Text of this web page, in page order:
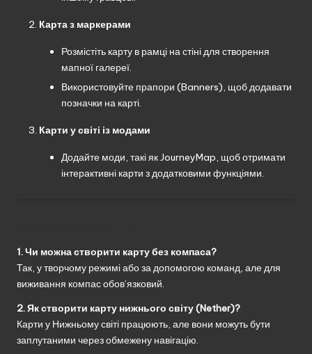
Карта з маркерами
Розмістіть карту в рамці на стіні для створення
мапної галереї.
Використовуйте прапори (Banners), щоб додавати
позначки на карті.
Карти у світі із модами
Додайте моди, такі як JourneyMap, щоб отримати
інтерактивні карти з додатковими функціями.
1. Чи можна створити карту без компаса?
Так, у творчому режимі або за допомогою команд, але для
виживання компас обов’язковий.
2. Як створити карту нижнього світу (Nether)?
Карти у Нижньому світі працюють, але вони можуть бути
заплутаними через обмежену навігацію.